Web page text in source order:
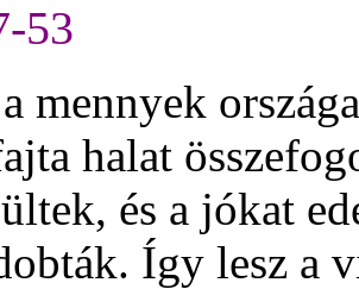
53
mennyek
halat
és a jókat
Így lesz a